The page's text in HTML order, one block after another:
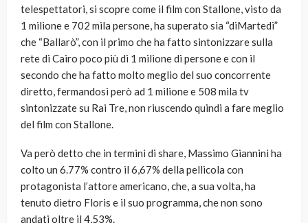
telespettatori, si scopre come il film con Stallone, visto da
1 milione e 702 mila persone, ha superato sia “diMartedì”
che “Ballarò”, con il primo che ha fatto sintonizzare sulla
rete di Cairo poco più di 1 milione di persone e con il
secondo che ha fatto molto meglio del suo concorrente
diretto, fermandosi però ad 1 milione e 508 mila tv
sintonizzate su Rai Tre, non riuscendo quindi a fare meglio
del film con Stallone.
Va però detto che in termini di share, Massimo Giannini ha
colto un 6.77% contro il 6,67% della pellicola con
protagonista l’attore americano, che, a sua volta, ha
tenuto dietro Floris e il suo programma, che non sono
andati oltre il 4,53%.